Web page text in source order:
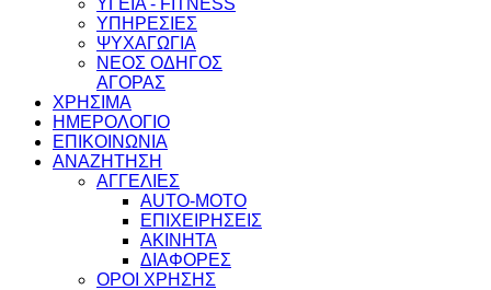
ΥΓΕΙΑ - FITNESS
ΥΠΗΡΕΣΙΕΣ
ΨΥΧΑΓΩΓΙΑ
ΝΕΟΣ ΟΔΗΓΟΣ
ΑΓΟΡΑΣ
ΧΡΗΣΙΜΑ
ΗΜΕΡΟΛΟΓΙΟ
ΕΠΙΚΟΙΝΩΝΙΑ
ΑΝΑΖΗΤΗΣΗ
ΑΓΓΕΛΙΕΣ
AUTO-MOTO
ΕΠΙΧΕΙΡΗΣΕΙΣ
ΑΚΙΝΗΤΑ
ΔΙΑΦΟΡΕΣ
ΟΡΟΙ ΧΡΗΣΗΣ